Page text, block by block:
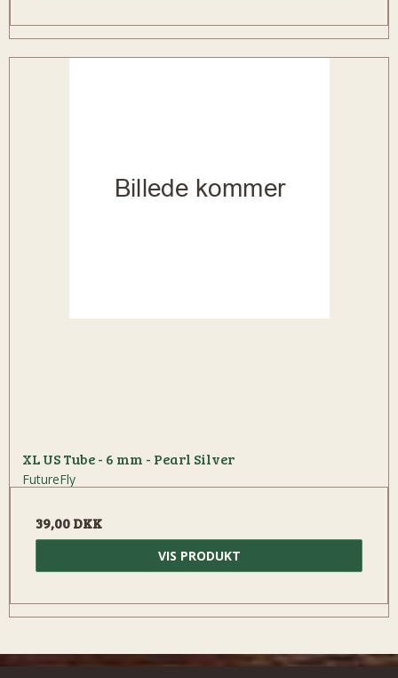
XL US Tube - 6 mm - Pearl Silver
FutureFly
39,00 DKK
VIS PRODUKT